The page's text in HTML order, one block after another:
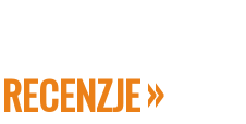
RECENZJE